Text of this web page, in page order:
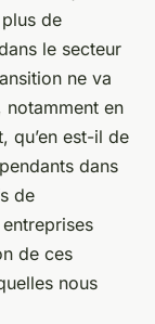
de
le secteur
ne va
notamment en
qu’en est-il de
dans
de
de ces
nous